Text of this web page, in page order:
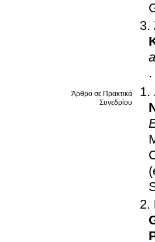
.
Άρθρο σε Πρακτικά
Συνεδρίου